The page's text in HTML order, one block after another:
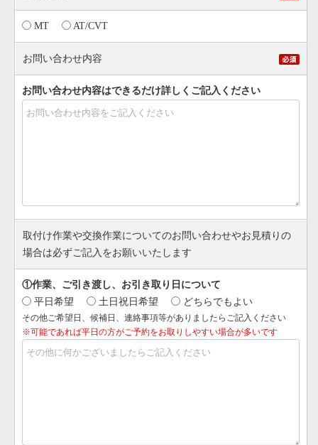
MT AT/CVT
お問い合わせ内容
お問い合わせ内容はできるだけ詳しくご記入ください
取付け作業や交換作業についてのお問い合わせやお見積りの
場合は必ずご記入をお願いいたします
①作業、ご引き渡し、お引き取り日について
平日希望
土日祝日希望 どちらでもよい
その他ご希望日、候補日、連絡事項等がありましたらご記入ください
※可能であれば平日の方がご予約をお取りしやすい場合が多いです